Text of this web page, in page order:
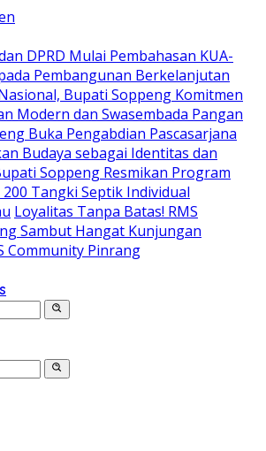
DPRD Mulai Pembahasan KUA-
Pembangunan Berkelanjutan
Bupati Soppeng Komitmen
Modern dan Swasembada Pangan
Buka Pengabdian Pascasarjana
Budaya sebagai Identitas dan
Soppeng Resmikan Program
200 Tangki Septik Individual
Loyalitas Tanpa Batas! RMS
Sambut Hangat Kunjungan
Community Pinrang